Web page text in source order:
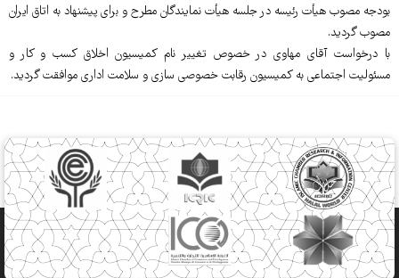
بودجه مصوب هیأت رئیسه در جلسه هیأت نمایندگان مطرح و برای پیشنهاد به اتاق ایران
مصوب گردید.
با درخواست آقای مهاوی در خصوص تغییر نام کمیسیون اخلاق کسب و کار و
مسئولیت اجتماعی به کمیسیون رقابت خصوصی سازی و سلامت اداری موافقت گردید.